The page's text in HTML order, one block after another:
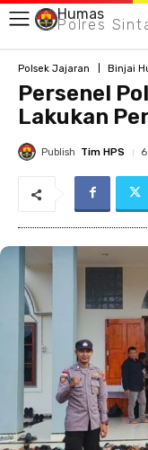
Humas
Polres
Polsek Jajaran Binjai
Persenel
Lakukan
Publish Tim HPS